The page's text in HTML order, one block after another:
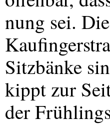
nung sei.
Sitzbänke
kippt zur
der